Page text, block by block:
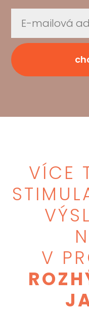
VÍCE
V